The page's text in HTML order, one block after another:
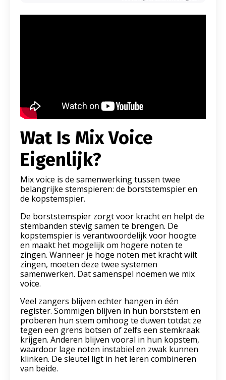
Wat Is Mix Voice
Eigenlijk?
Mix voice is de samenwerking tussen twee
belangrijke stemspieren: de borststemspier en
de kopstemspier.
De borststemspier zorgt voor kracht en helpt de
stembanden stevig samen te brengen. De
kopstemspier is verantwoordelijk voor hoogte
en maakt het mogelijk om hogere noten te
zingen. Wanneer je hoge noten met kracht wilt
zingen, moeten deze twee systemen
samenwerken. Dat samenspel noemen we mix
voice.
Veel zangers blijven echter hangen in één
register. Sommigen blijven in hun borststem en
proberen hun stem omhoog te duwen totdat ze
tegen een grens botsen of zelfs een stemkraak
krijgen. Anderen blijven vooral in hun kopstem,
waardoor lage noten instabiel en zwak kunnen
klinken. De sleutel ligt in het leren combineren
van beide.